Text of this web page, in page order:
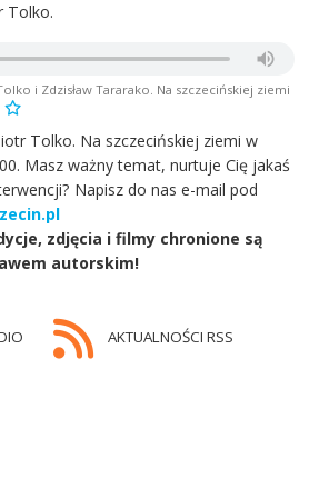
Tolko.
i Zdzisław Tararako. Na szczecińskiej ziemi
Tolko. Na szczecińskiej ziemi w
Masz ważny temat, nurtuje Cię jakaś
Napisz do nas e-mail pod
zdjęcia i filmy chronione są
autorskim!
AKTUALNOŚCI RSS